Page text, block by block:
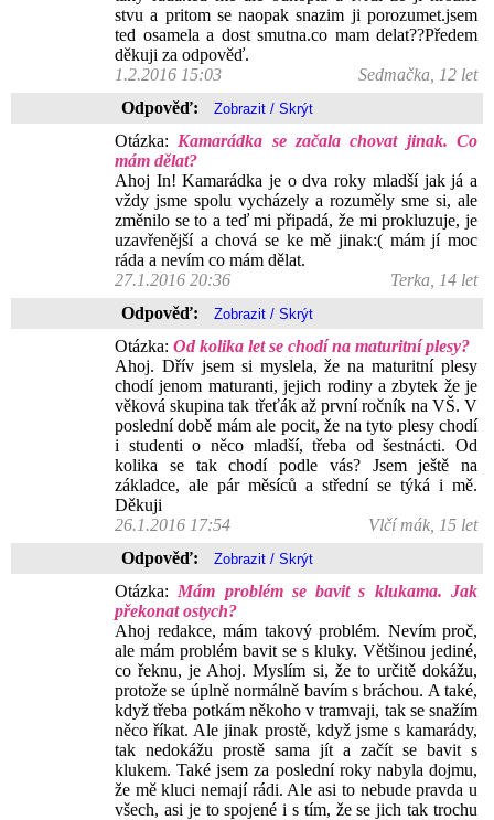
stvu a pritom se naopak snazim ji porozumet.jsem
ted osamela a dost smutna.co mam delat??Předem
děkuji za odpověď.
1.2.2016 15:03
Sedmačka, 12 let
Odpověď:
Otázka: Kamarádka se začala chovat jinak. Co
mám dělat?
Ahoj In! Kamarádka je o dva roky mladší jak já a
vždy jsme spolu vycházely a rozuměly sme si, ale
změnilo se to a teď mi připadá, že mi prokluzuje, je
uzavřenější a chová se ke mě jinak:( mám jí moc
ráda a nevím co mám dělat.
27.1.2016 20:36
Terka, 14 let
Odpověď:
Otázka: Od kolika let se chodí na maturitní plesy?
Ahoj. Dřív jsem si myslela, že na maturitní plesy
chodí jenom maturanti, jejich rodiny a zbytek že je
věková skupina tak třeťák až první ročník na VŠ. V
poslední době mám ale pocit, že na tyto plesy chodí
i studenti o něco mladší, třeba od šestnácti. Od
kolika se tak chodí podle vás? Jsem ještě na
základce, ale pár měsíců a střední se týká i mě.
Děkuji
26.1.2016 17:54
Vlčí mák, 15 let
Odpověď:
Otázka: Mám problém se bavit s klukama. Jak
překonat ostych?
Ahoj redakce, mám takový problém. Nevím proč,
ale mám problém bavit se s kluky. Většinou jediné,
co řeknu, je Ahoj. Myslím si, že to určitě dokážu,
protože se úplně normálně bavím s bráchou. A také,
když třeba potkám někoho v tramvaji, tak se snažím
něco říkat. Ale jinak prostě, když jsme s kamarády,
tak nedokážu prostě sama jít a začít se bavit s
klukem. Také jsem za poslední roky nabyla dojmu,
že mě kluci nemají rádi. Ale asi to nebude pravda u
všech, asi je to spojené i s tím, že se jich tak trochu